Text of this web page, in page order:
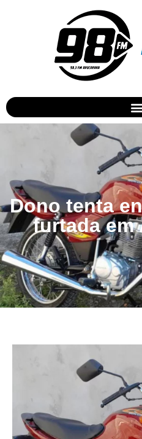
Dono tenta
furtada em